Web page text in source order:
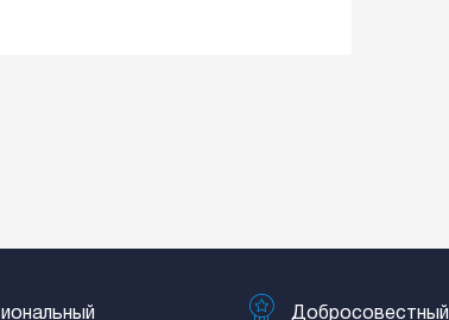
Добросовестный